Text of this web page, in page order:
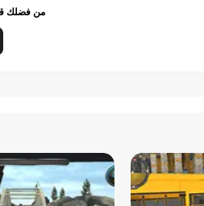
من فضلك